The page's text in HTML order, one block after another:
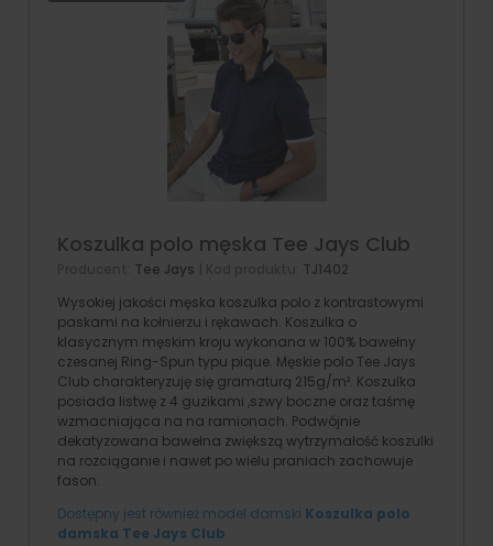
Koszulka polo męska Tee Jays Club
Tee Jays
TJ1402
Wysokiej jakości męska koszulka polo z kontrastowymi
paskami na kołnierzu i rękawach. Koszulka o
klasycznym męskim kroju wykonana w 100% bawełny
czesanej Ring-Spun typu pique. Męskie polo Tee Jays
Club charakteryzuję się gramaturą 215g/m². Koszulka
posiada listwę z 4 guzikami ,szwy boczne oraz taśmę
wzmacniająca na na ramionach. Podwójnie
dekatyzowana bawełna zwiększą wytrzymałość koszulki
na rozciąganie i nawet po wielu praniach zachowuje
fason.
Dostępny jest również model damski Koszulka polo
damska Tee Jays Club